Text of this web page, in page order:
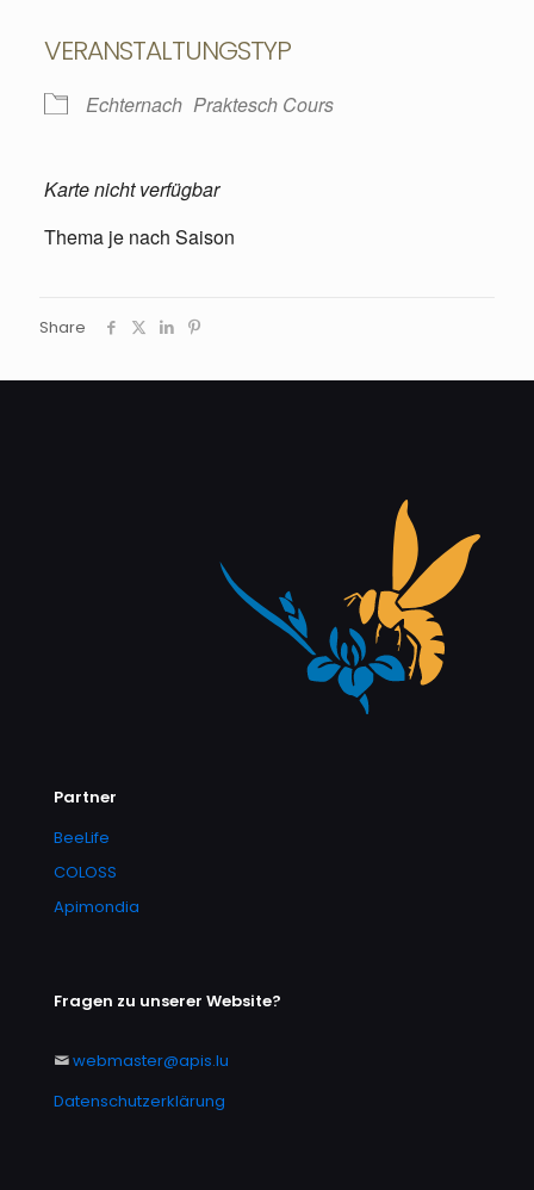
VERANSTALTUNGSTYP
Echternach Praktesch Cours
Karte nicht verfügbar
Thema je nach Saison
Share
Partner
BeeLife
COLOSS
Apimondia
Fragen zu unserer Website?
webmaster@apis.lu
Datenschutzerklärung